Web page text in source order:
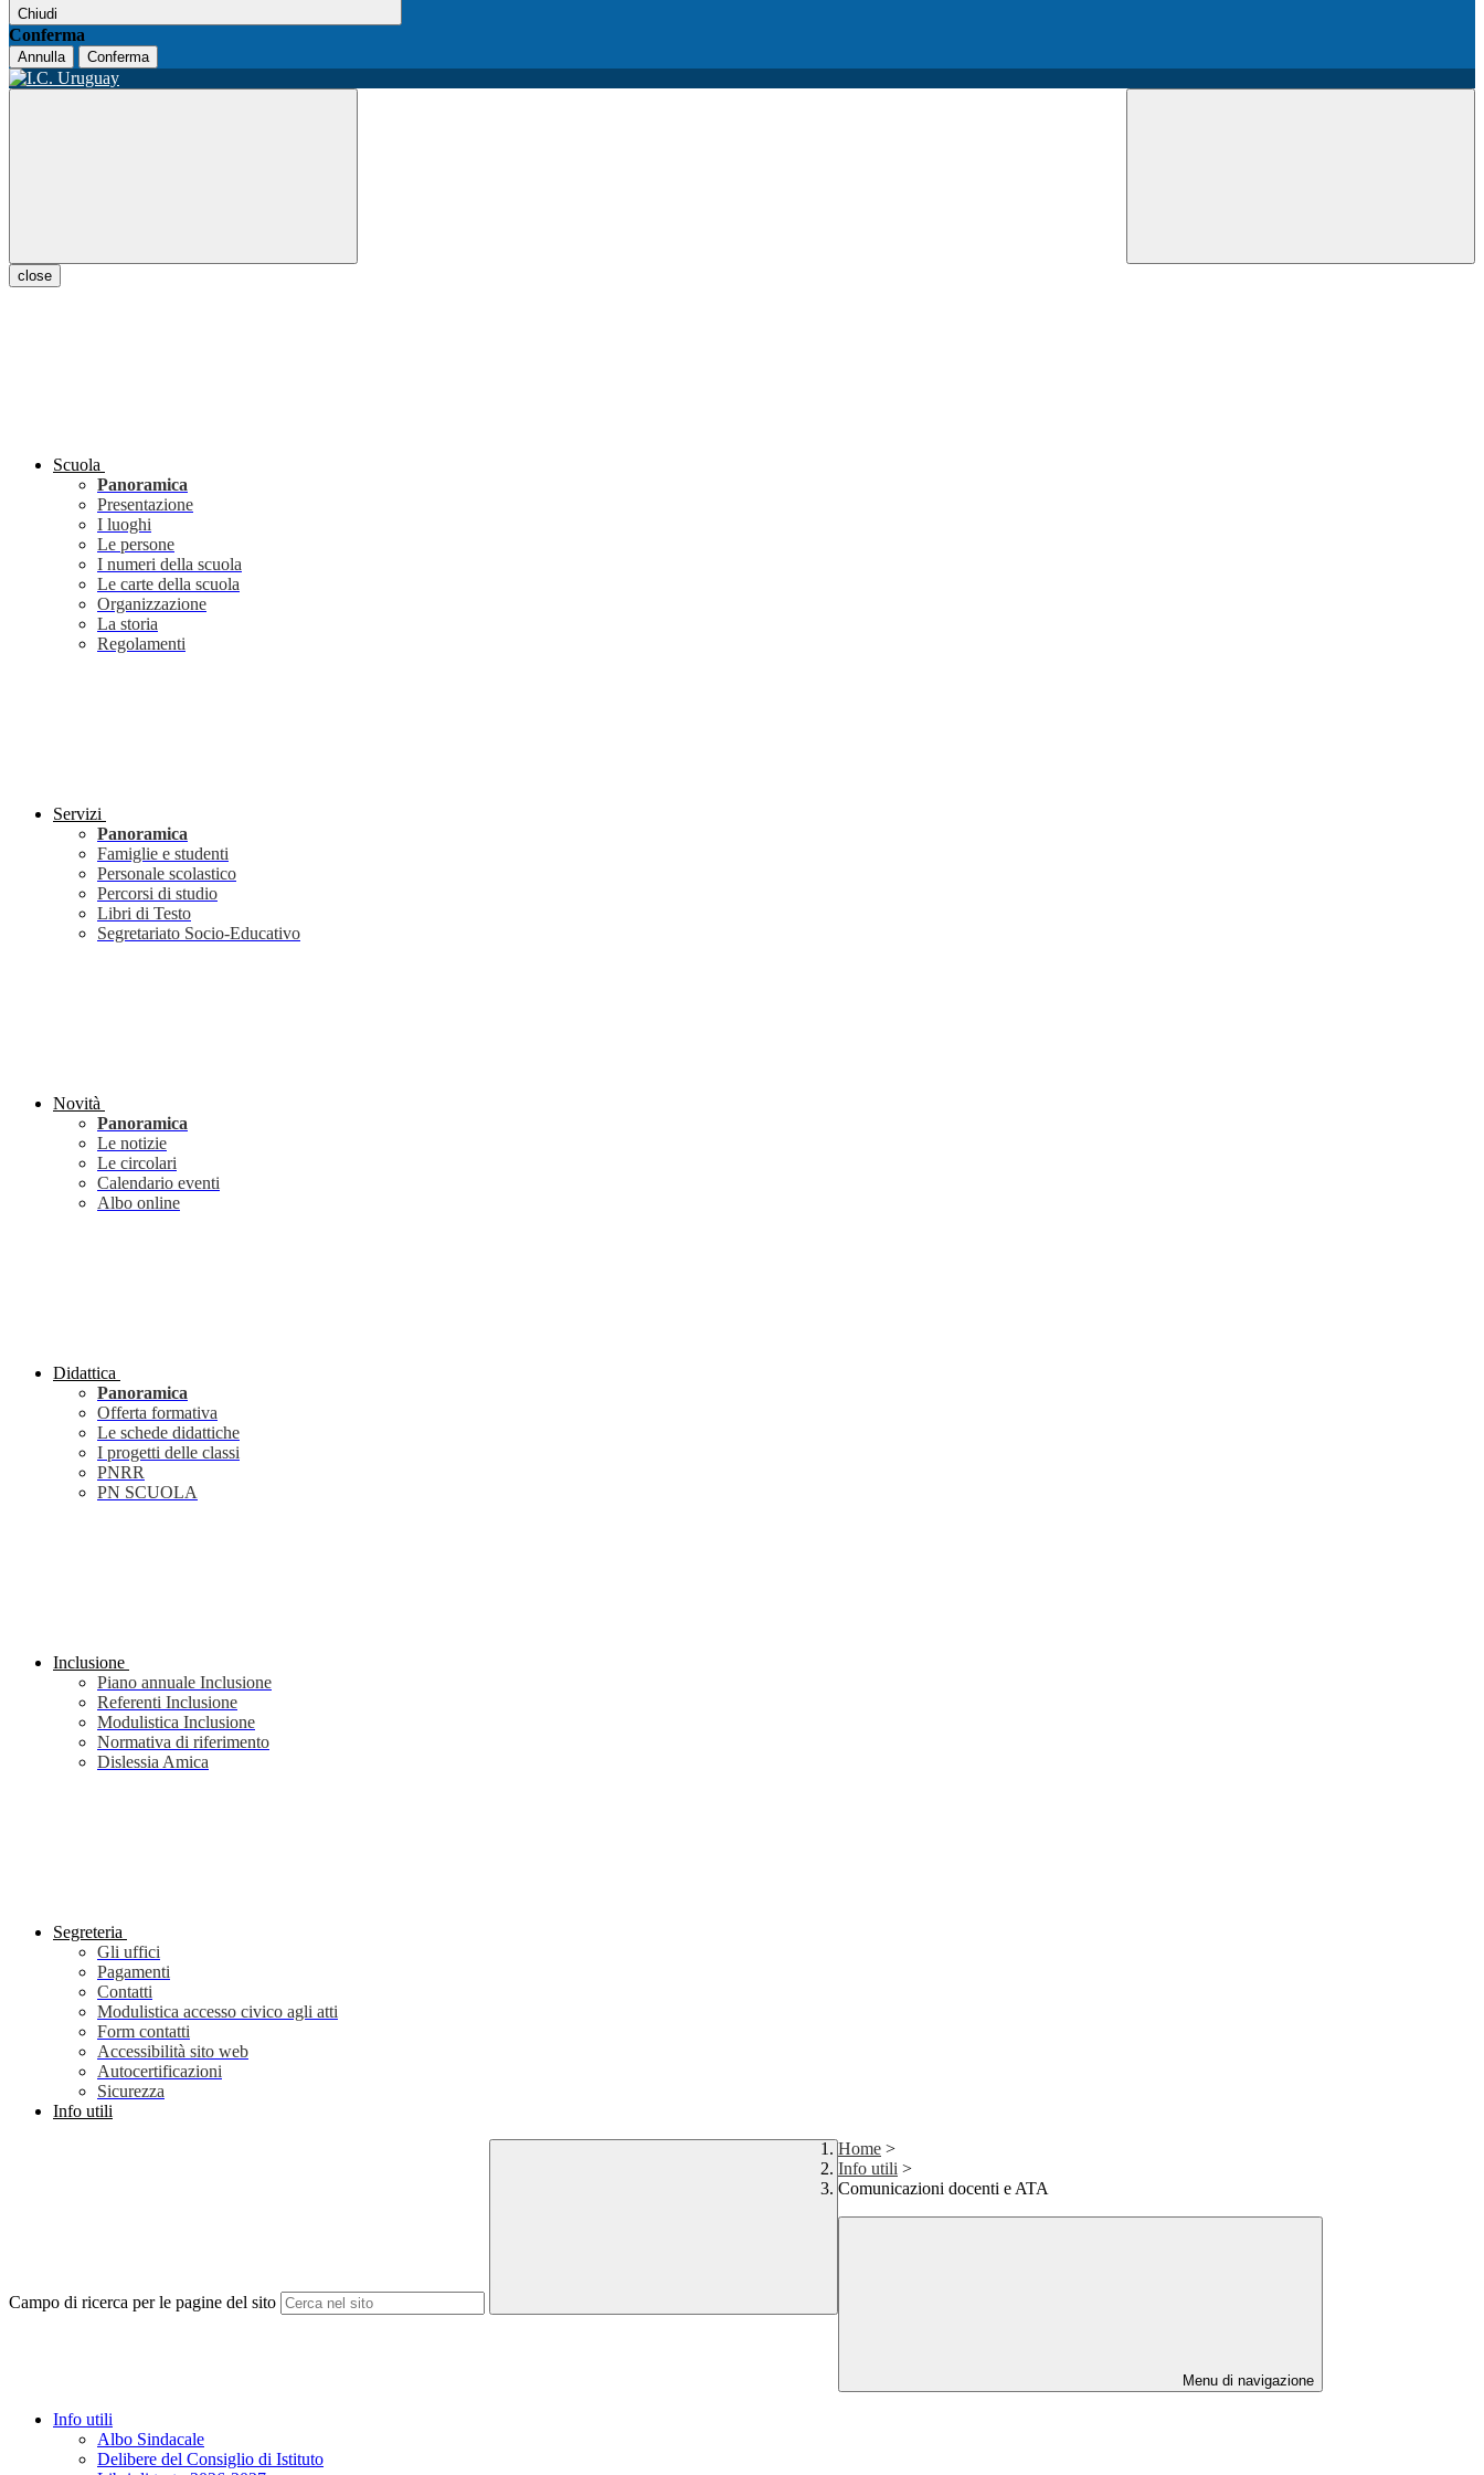
Chiudi
Conferma
Annulla Conferma
close
Scuola
Panoramica
Presentazione
I luoghi
Le persone
I numeri della scuola
Le carte della scuola
Organizzazione
La storia
Regolamenti
Servizi
Panoramica
Famiglie e studenti
Personale scolastico
Percorsi di studio
Libri di Testo
Segretariato Socio-Educativo
Novità
Panoramica
Le notizie
Le circolari
Calendario eventi
Albo online
Didattica
Panoramica
Offerta formativa
Le schede didattiche
I progetti delle classi
PNRR
PN SCUOLA
Inclusione
Piano annuale Inclusione
Referenti Inclusione
Modulistica Inclusione
Normativa di riferimento
Dislessia Amica
Segreteria
Gli uffici
Pagamenti
Contatti
Modulistica accesso civico agli atti
Form contatti
Accessibilità sito web
Autocertificazioni
Sicurezza
Info utili
Campo di ricerca per le pagine del sito
Home >
Info utili >
Comunicazioni docenti e ATA
Menu di navigazione
Info utili
Albo Sindacale
Delibere del Consiglio di Istituto